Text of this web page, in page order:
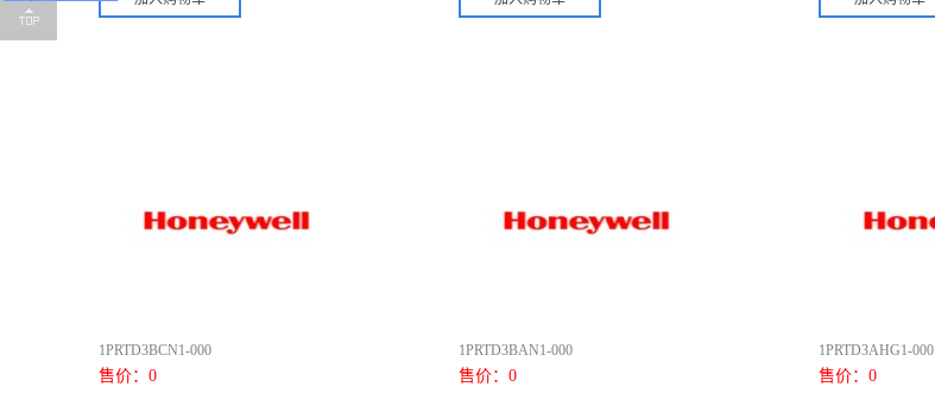
1PRTD3BCN1-000
售价： 0
1PRTD3BAN1-000
售价： 0
1PRTD3AHG1-000
售价： 0